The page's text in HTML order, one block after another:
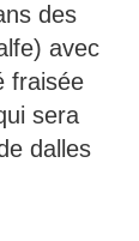
des
avec
fraisée
sera
dalles